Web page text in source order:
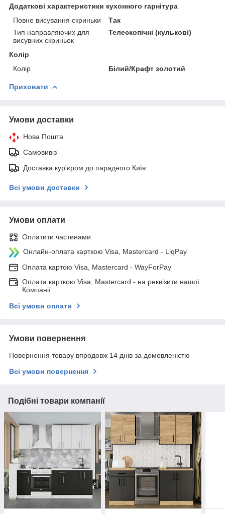
Додаткові характеристики кухонного гарнітура
Повне висування скриньки
Так
Тип направляючих для
висувних скриньок
Телескопічні (кулькові)
Колір
Колір
Білий/Крафт золотий
Приховати
Умови доставки
Нова Пошта
Самовивіз
Доставка кур'єром до парадного Київ
Всі умови доставки
Умови оплати
Оплатити частинами
Онлайн-оплата карткою Visa, Mastercard - LiqPay
Оплата картою Visa, Mastercard - WayForPay
Оплата карткою Visa, Mastercard - на реквізити нашої
Компанії
Всі умови оплати
Умови повернення
Повернення товару впродовж 14 днів за домовленістю
Всі умови повернення
Подібні товари компанії